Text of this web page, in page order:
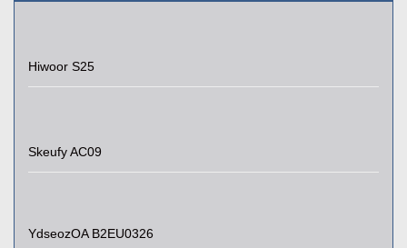
Hiwoor S25
Skeufy AC09
YdseozOA B2EU0326